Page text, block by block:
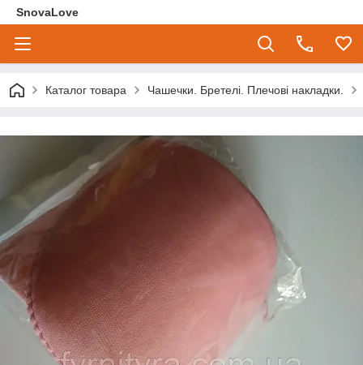
SnovaLove
Каталог товара Чашечки. Бретелі. Плечові накладки.